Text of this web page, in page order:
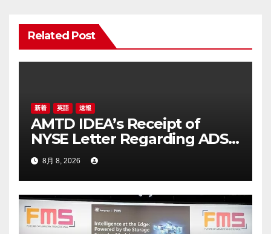
ョ
ン
Related Post
新着 英語 速報
AMTD IDEA’s Receipt of
NYSE Letter Regarding ADS
Trading Price’s Below
Compliance Standards
8月 8, 2026